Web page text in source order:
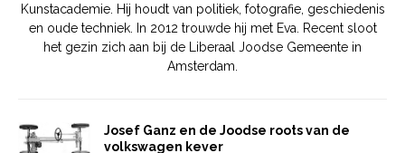
Kunstacademie. Hij houdt van politiek, fotografie, geschiedenis
en oude techniek. In 2012 trouwde hij met Eva. Recent sloot
het gezin zich aan bij de Liberaal Joodse Gemeente in
Amsterdam.
Josef Ganz en de Joodse roots van de
volkswagen kever